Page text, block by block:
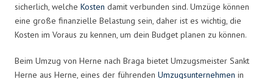
sicherlich, welche Kosten damit verbunden sind. Umzüge können
eine große finanzielle Belastung sein, daher ist es wichtig, die
Kosten im Voraus zu kennen, um dein Budget planen zu können.
Beim Umzug von Herne nach Braga bietet Umzugsmeister Sankt
Herne aus Herne, eines der führenden Umzugsunternehmen in